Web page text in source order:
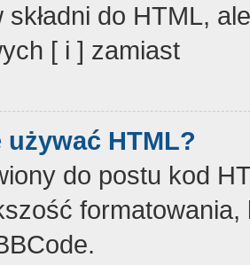
składni do HTML,
[ i ] zamiast
używać HTML?
do postu kod